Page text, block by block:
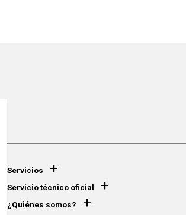
Servicios +
Servicio técnico oficial +
¿Quiénes somos? +